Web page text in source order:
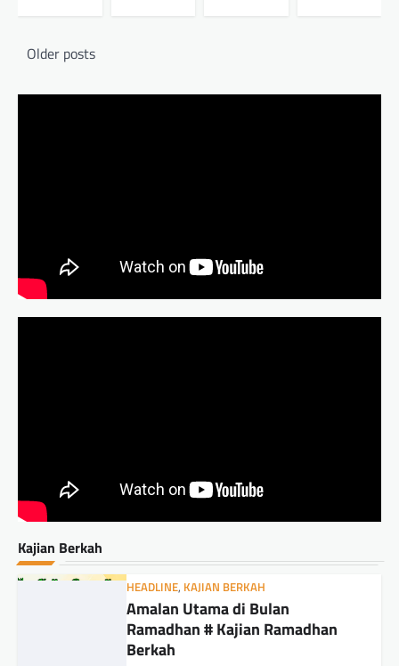
Posts
Older posts
Kajian Berkah
HEADLINE, KAJIAN BERKAH
Amalan Utama di Bulan
Ramadhan # Kajian Ramadhan
Berkah